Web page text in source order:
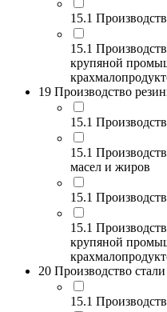
15.1
15.1
крупяной
19 Производство
15.1
15.1
масел и жиров
15.1
15.1
крупяной
20 Производство
15.1